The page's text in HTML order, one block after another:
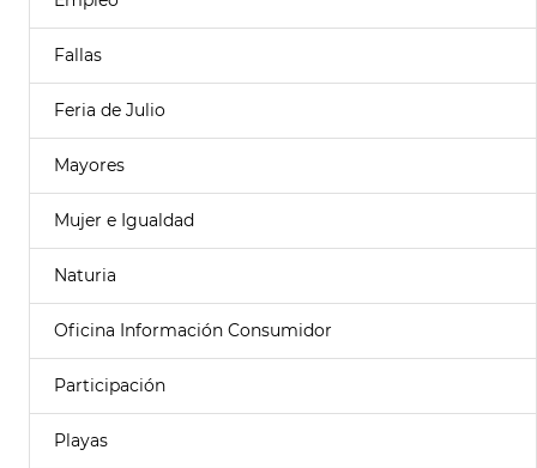
Fallas
Feria de Julio
Mayores
Mujer e Igualdad
Naturia
Oficina Información Consumidor
Participación
Playas